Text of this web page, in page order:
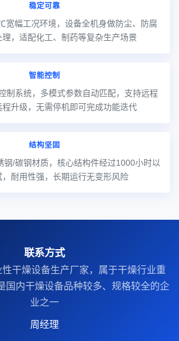
稳定可靠
幅工况环境，设备全机身做防尘、防腐
，适配化工、制药等复杂生产场景
智能控制
制系统，多模式参数自动匹配，支持远程
程升级，无需停机即可完成功能迭代
结构坚固
钢/碳钢材质，核心结构件经过1000小时以
，耐用性强，长期运行无变形风险
联系方式
干燥设备生产厂家‌，属于干燥行业重
国内干燥设备品种较多、规格较全的企
业之一
周经理